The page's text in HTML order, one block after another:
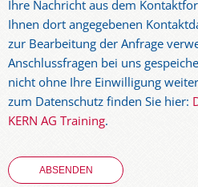
Ihre Nachricht aus dem
Ihnen dort angegebenen
zur Bearbeitung der Anfrage
Anschlussfragen bei uns
nicht ohne Ihre Einwilligung
zum Datenschutz finden Sie hier:
KERN AG Training.